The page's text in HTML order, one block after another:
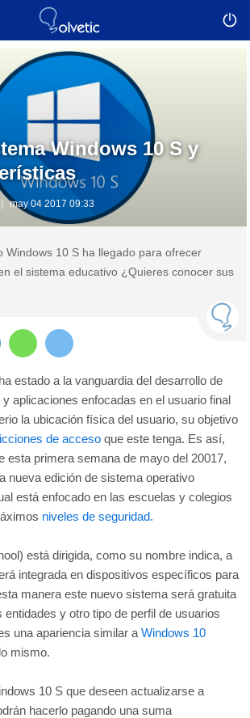
Windows 10 S y
may 04 2017 09:33
Windows 10 S ha llegado para ofrecer
el sistema educativo ¿Quieres conocer sus
estado a la vanguardia del desarrollo de
aplicaciones enfocadas en el usuario final
la ubicación física del usuario, su objetivo
de acceso que este tenga. Es así,
esta primera semana de mayo del 20017,
nueva edición de sistema operativo
está enfocado en las escuelas y colegios
niveles de seguridad.
está dirigida, como su nombre indica, a
integrada en dispositivos específicos para
manera este nuevo sistema será gratuita
entidades y otro tipo de perfil de usuarios
una apariencia similar a Windows 10
mismo.
10 S que deseen actualizarse a
hacerlo pagando una suma